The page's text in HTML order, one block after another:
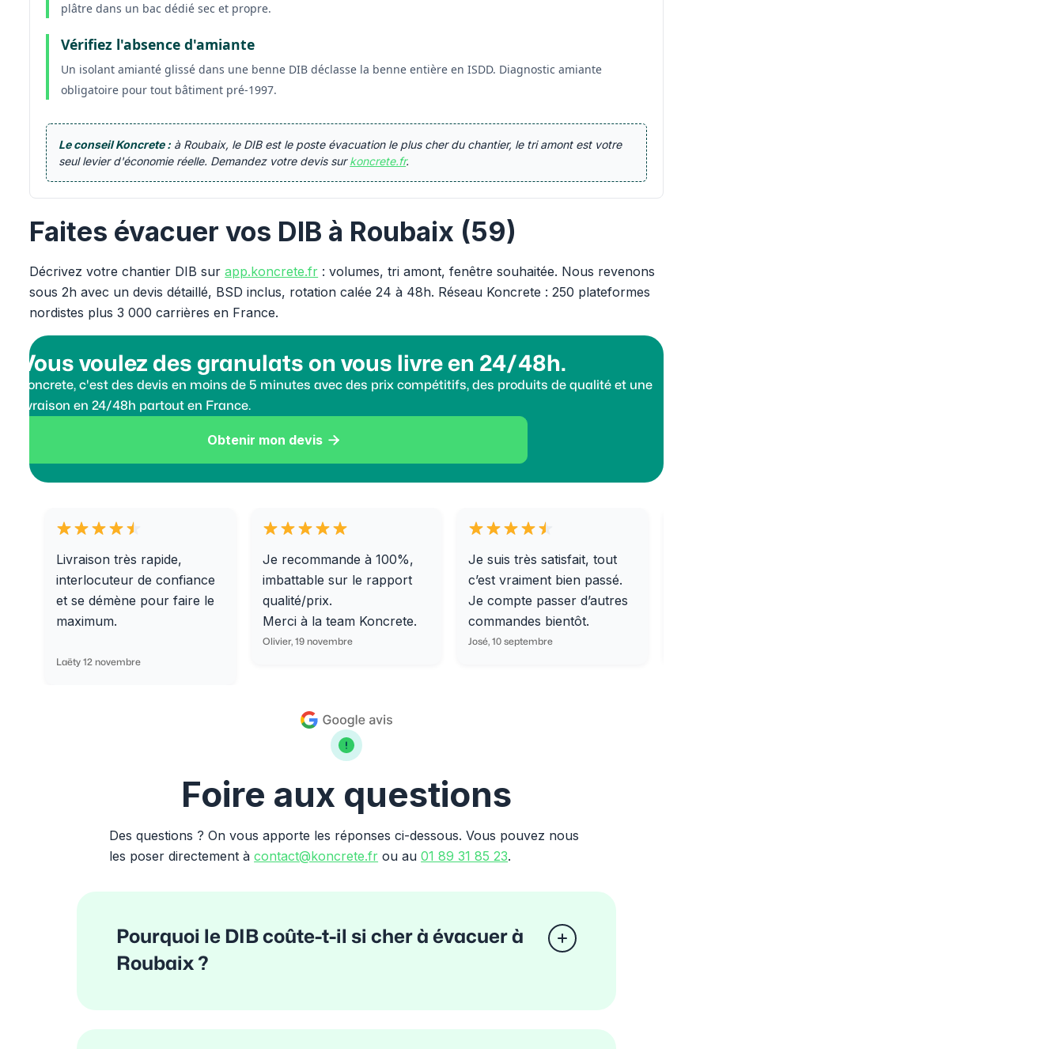
plâtre dans un bac dédié sec et propre.
Vérifiez l'absence d'amiante
Un isolant amianté glissé dans une benne DIB déclasse la benne entière en ISDD. Diagnostic amiante
obligatoire pour tout bâtiment pré-1997.
Le conseil Koncrete : à Roubaix, le DIB est le poste évacuation le plus cher du chantier, le tri amont est votre
seul levier d'économie réelle. Demandez votre devis surkoncrete.fr.
Faites évacuer vos DIB à Roubaix (59)
Décrivez votre chantier DIB surapp.koncrete.fr : volumes, tri amont, fenêtre souhaitée. Nous revenons
sous 2h avec un devis détaillé, BSD inclus, rotation calée 24 à 48h. Réseau Koncrete : 250 plateformes
nordistes plus 3 000 carrières en France.
Vous voulez des granulats on vous livre en 24/48h.
Koncrete, c'est des devis en moins de 5 minutes avec des prix compétitifs, des produits de qualité et une
livraison en 24/48h partout en France.
Obtenir mon devis 
Livraison très rapide,
interlocuteur de confiance
et se démène pour faire le
maximum.
Laëty 12 novembre
Je recommande à 100%,
imbattable sur le rapport
qualité/prix.
Merci à la team Koncrete.
Olivier, 19 novembre
Je suis très satisfait, tout
c’est vraiment bien passé.
Je compte passer d’autres
commandes bientôt.
José, 10 septembre
Foire aux questions
Des questions ? On vous apporte les réponses ci-dessous. Vous pouvez nous
les poser directement àcontact@koncrete.fr ou au01 89 31 85 23.
Pourquoi le DIB coûte-t-il si cher à évacuer à
Roubaix ?